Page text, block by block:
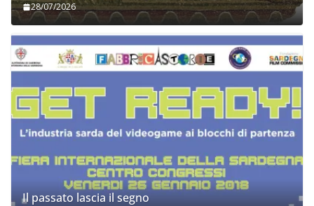
28/07/2026
Il passato lascia il segno